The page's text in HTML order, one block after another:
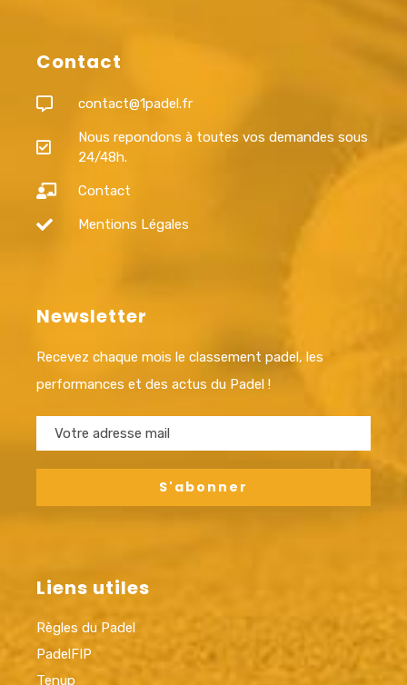
Contact
contact@1padel.fr
Nous repondons à toutes vos demandes sous
24/48h.
Contact
Mentions Légales
Newsletter
Recevez chaque mois le classement padel, les
performances et des actus du Padel !
Liens utiles
Règles du Padel
PadelFIP
Tenup